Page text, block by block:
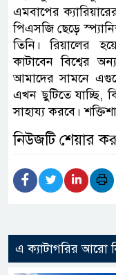
এমবাপের
পিএসজি ছেড়ে
তিনি। রিয়ালের
কাটাবেন বিশ্বের
আমাদের সামনে
এখন ছুটিতে যাচ্ছি,
সাহায্য করবে।
নিউজটি শেয়ার
এ ক্যাটাগরির আরো